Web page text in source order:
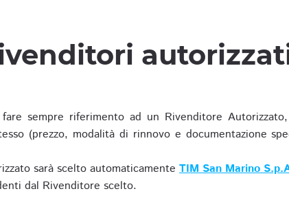
sempre riferimento ad un Rivenditore
(prezzo, modalità di rinnovo e documentazione
sarà scelto automaticamente TIM San Marino
dal Rivenditore scelto.